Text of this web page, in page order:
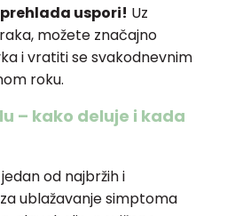
uspori! Uz
možete značajno
i vratiti se svakodnevnim
roku.
– kako deluje i kada
od najbržih i
ublažavanje simptoma